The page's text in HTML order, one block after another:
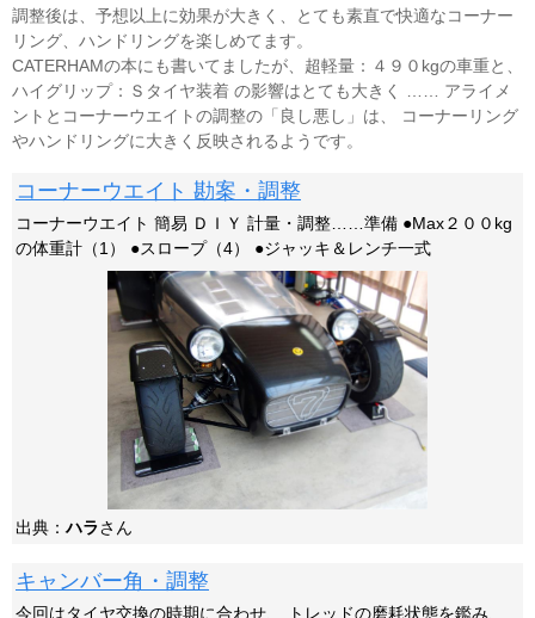
調整後は、予想以上に効果が大きく、とても素直で快適なコーナー
リング、ハンドリングを楽しめてます。
CATERHAMの本にも書いてましたが、超軽量：４９０kgの車重と、
ハイグリップ：Ｓタイヤ装着 の影響はとても大きく …… アライメ
ントとコーナーウエイトの調整の「良し悪し」は、 コーナーリング
やハンドリングに大きく反映されるようです。
コーナーウエイト 勘案・調整
コーナーウエイト 簡易 ＤＩＹ 計量・調整……準備 ●Max２００kg
の体重計（1） ●スロープ（4） ●ジャッキ＆レンチ一式
出典：ハラさん
キャンバー角・調整
今回はタイヤ交換の時期に合わせ、 トレッドの磨耗状態を鑑み、